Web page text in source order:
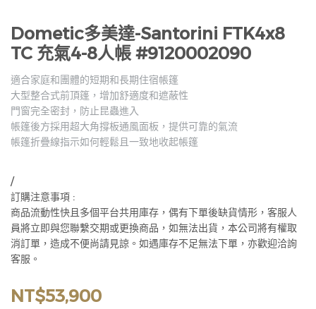
Dometic多美達-Santorini FTK4x8
TC 充氣4-8人帳 #9120002090
適合家庭和團體的短期和長期住宿帳篷
大型整合式前頂篷，增加舒適度和遮蔽性
門窗完全密封，防止昆蟲進入
帳篷後方採用超大角撐板通風面板，提供可靠的氣流
帳篷折疊線指示如何輕鬆且一致地收起帳篷
/
訂購注意事項 :
商品流動性快且多個平台共用庫存，偶有下單後缺貨情形，客服人
員將立即與您聯繫交期或更換商品，如無法出貨，本公司將有權取
消訂單，造成不便尚請見諒。如遇庫存不足無法下單，亦歡迎洽詢
客服。
NT$53,900